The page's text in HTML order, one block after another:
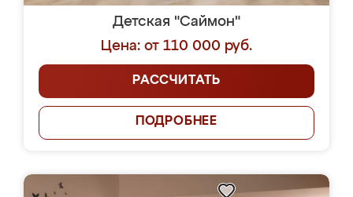
Детская "Саймон"
Цена: от 110 000 руб.
РАССЧИТАТЬ
ПОДРОБНЕЕ